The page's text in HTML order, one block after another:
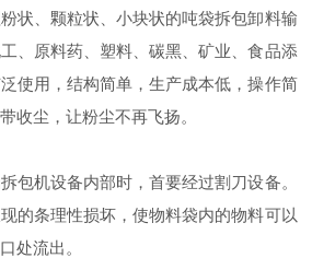
、颗粒状、小块状的吨袋拆包卸料输
、原料药、塑料、碳黑、矿业、食品添
使用，结构简单，生产成本低，操作简
收尘，让粉尘不再飞扬。
机设备内部时，首要经过割刀设备。
的条理性损坏，使物料袋内的物料可以
处流出。